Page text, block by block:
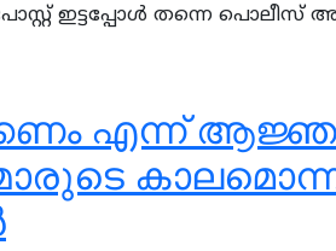
ഇട്ടപ്പോള്‍ തന്നെ പൊലീസ്
എന്ന്